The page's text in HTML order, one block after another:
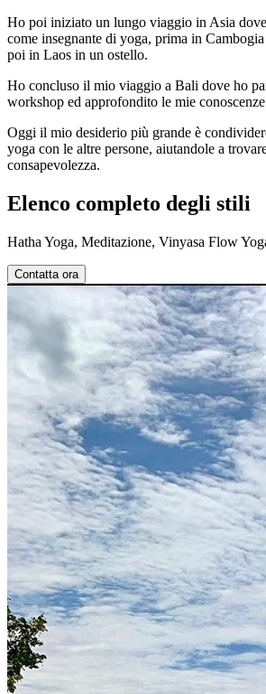
Ho poi iniziato un lungo viaggio in Asia
come insegnante di yoga, prima in
poi in Laos in un ostello.
Ho concluso il mio viaggio a Bali dove ho
workshop ed approfondito le mie
Oggi il mio desiderio più grande è
yoga con le altre persone, aiutandole a
consapevolezza.
Elenco completo degli stili
Hatha Yoga, Meditazione, Vinyasa Flow
Contatta ora